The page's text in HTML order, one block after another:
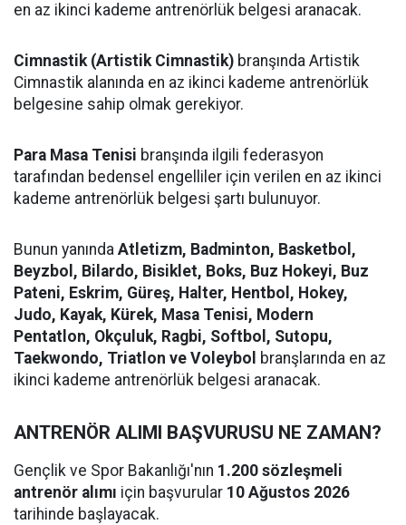
en az ikinci kademe antrenörlük belgesi aranacak.
Cimnastik (Artistik Cimnastik) branşında Artistik
Cimnastik alanında en az ikinci kademe antrenörlük
belgesine sahip olmak gerekiyor.
Para Masa Tenisi branşında ilgili federasyon
tarafından bedensel engelliler için verilen en az ikinci
kademe antrenörlük belgesi şartı bulunuyor.
Bunun yanında Atletizm, Badminton, Basketbol,
Beyzbol, Bilardo, Bisiklet, Boks, Buz Hokeyi, Buz
Pateni, Eskrim, Güreş, Halter, Hentbol, Hokey,
Judo, Kayak, Kürek, Masa Tenisi, Modern
Pentatlon, Okçuluk, Ragbi, Softbol, Sutopu,
Taekwondo, Triatlon ve Voleybol branşlarında en az
ikinci kademe antrenörlük belgesi aranacak.
ANTRENÖR ALIMI BAŞVURUSU NE ZAMAN?
Gençlik ve Spor Bakanlığı'nın 1.200 sözleşmeli
antrenör alımı için başvurular 10 Ağustos 2026
tarihinde başlayacak.